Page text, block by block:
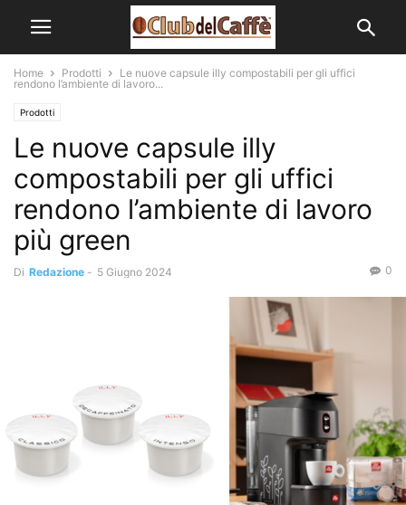
Home Prodotti
Le nuove capsule illy compostabili per gli uffici
rendono l’ambiente di lavoro...
Prodotti
Le nuove capsule illy
compostabili per gli uffici
rendono l’ambiente di lavoro
più green
Di Redazione - 5 Giugno 2024 0